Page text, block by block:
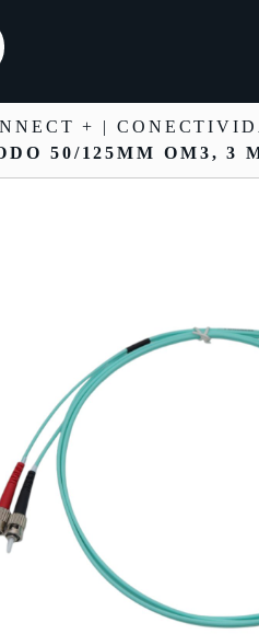
+ |
50/125ΜM OM3, 3